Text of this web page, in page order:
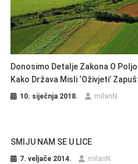
Donosimo Detalje Zakona O
Kako Država Misli ‘oživjeti’
10. siječnja 2018. milanN
SMIJU NAM SE U LICE
7. veljače 2014. milanN